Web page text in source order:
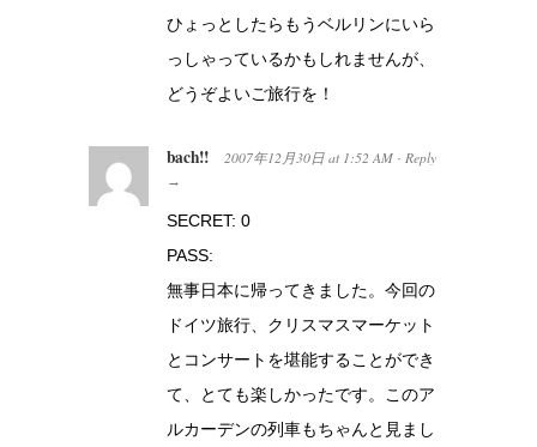
ひょっとしたらもうベルリンにいら
っしゃっているかもしれませんが、
どうぞよいご旅行を！
bach!! 2007年12月30日 at 1:52 AM · Reply
→
SECRET: 0
PASS:
無事日本に帰ってきました。今回の
ドイツ旅行、クリスマスマーケット
とコンサートを堪能することができ
て、とても楽しかったです。このア
ルカーデンの列車もちゃんと見まし